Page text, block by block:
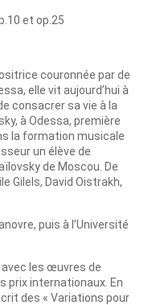
et op.25
couronnée par de
elle vit aujourd’hui à
consacrer sa vie à la
à Odessa, première
la formation musicale
un élève de
de Moscou. De
Gilels, David Oistrakh,
puis à l’Université
les œuvres de
prix internationaux. En
des « Variations pour